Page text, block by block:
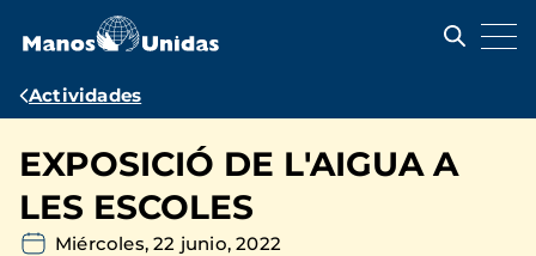
contenido
Ruta
navegación
Actividades
EXPOSICIÓ DE L'AIGUA A
LES ESCOLES
Miércoles, 22 junio, 2022